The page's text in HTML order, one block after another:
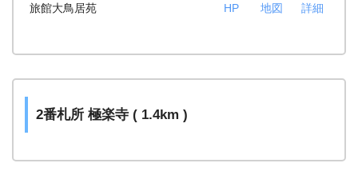
旅館大鳥居苑 HP 地図 詳細
2番札所 極楽寺 ( 1.4km )